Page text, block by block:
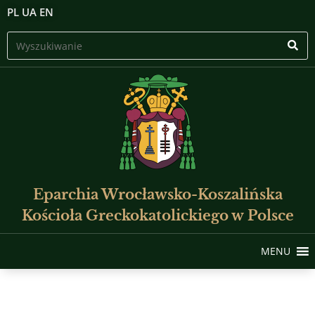
PL UA EN
Eparchia Wrocławsko-Koszalińska
Kościoła Greckokatolickiego w Polsce
MENU